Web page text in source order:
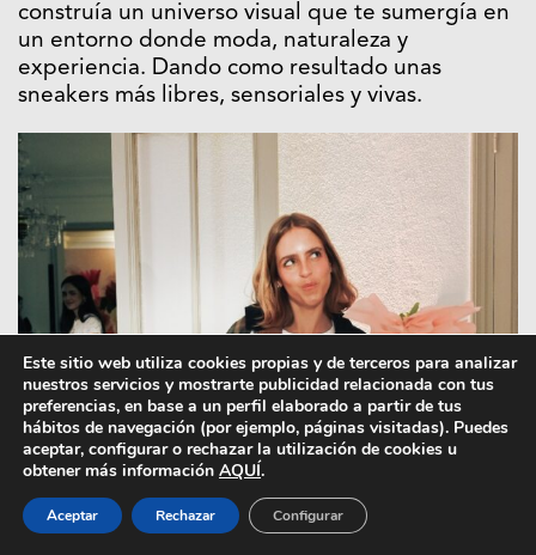
construía un universo visual que te sumergía en
un entorno donde moda, naturaleza y
experiencia. Dando como resultado unas
sneakers más libres, sensoriales y vivas.
Este sitio web utiliza cookies propias y de terceros para analizar
nuestros servicios y mostrarte publicidad relacionada con tus
preferencias, en base a un perfil elaborado a partir de tus
hábitos de navegación (por ejemplo, páginas visitadas). Puedes
aceptar, configurar o rechazar la utilización de cookies u
obtener más información AQUÍ.
Aceptar Rechazar Configurar